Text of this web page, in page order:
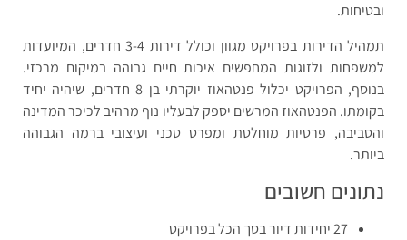
ובטיחות.
תמהיל הדירות בפרויקט מגוון וכולל דירות 3-4 חדרים, המיועדות
למשפחות ולזוגות המחפשים איכות חיים גבוהה במיקום מרכזי.
בנוסף, הפרויקט יכלול פנטהאוז יוקרתי בן 8 חדרים, שיהיה יחיד
בקומתו. הפנטהאוז המרשים יספק לבעליו נוף מרהיב לכיכר המדינה
והסביבה, פרטיות מוחלטת ומפרט טכני ועיצובי ברמה הגבוהה
ביותר.
נתונים חשובים
27 יחידות דיור בסך הכל בפרויקט